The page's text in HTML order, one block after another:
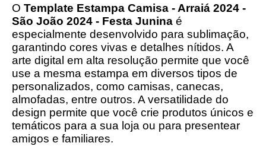
O Template Estampa Camisa - Arraiá 2024 -
São João 2024 - Festa Junina é
especialmente desenvolvido para sublimação,
garantindo cores vivas e detalhes nítidos. A
arte digital em alta resolução permite que você
use a mesma estampa em diversos tipos de
personalizados, como camisas, canecas,
almofadas, entre outros. A versatilidade do
design permite que você crie produtos únicos e
temáticos para a sua loja ou para presentear
amigos e familiares.